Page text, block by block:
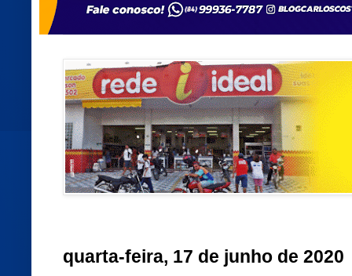
quarta-feira, 17 de junho de 2020